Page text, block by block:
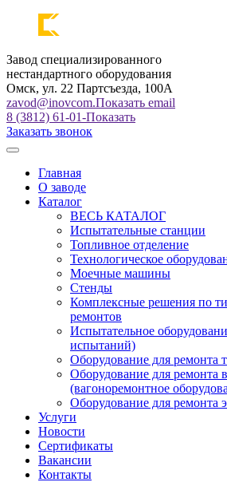
Завод специализированного
нестандартного оборудования
Омск, ул. 22 Партсъезда, 100А
zavod@inovcom.Показать email
8 (3812) 61-01-Показать
Заказать звонок
Главная
О заводе
Каталог
ВЕСЬ КАТАЛОГ
Испытательные станции
Топливное отделение
Технологическое
Моечные машины
Стенды
Комплексные решения по
ремонтов
Испытательное
испытаний)
Оборудование для ремонта
Оборудование для ремонта
(вагоноремонтное
Оборудование для ремонта
Услуги
Новости
Сертификаты
Вакансии
Контакты